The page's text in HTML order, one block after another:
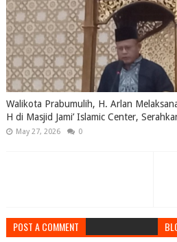
Walikota Prabumulih, H. Arlan
H di Masjid Jami’ Islamic Center,
May 27, 2026 0
POST A COMMENT